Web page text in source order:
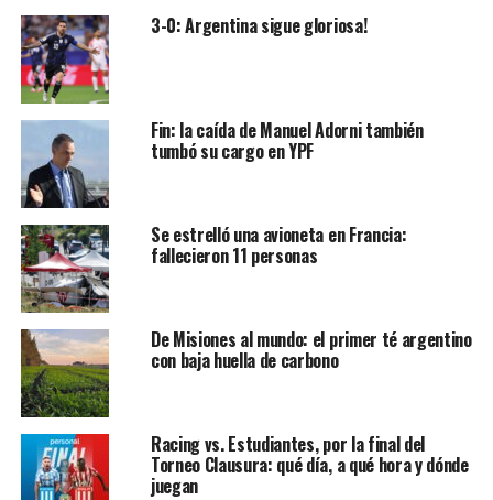
3-0: Argentina sigue gloriosa!
Fin: la caída de Manuel Adorni también
tumbó su cargo en YPF
Se estrelló una avioneta en Francia:
fallecieron 11 personas
De Misiones al mundo: el primer té argentino
con baja huella de carbono
Racing vs. Estudiantes, por la final del
Torneo Clausura: qué día, a qué hora y dónde
juegan